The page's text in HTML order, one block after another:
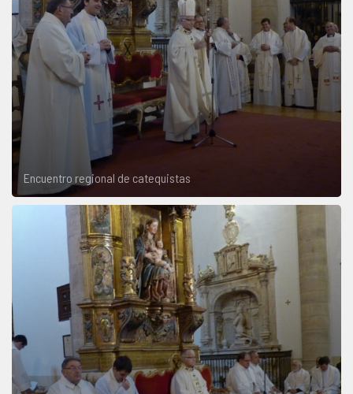
Encuentro regional de catequistas